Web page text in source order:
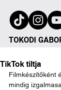
TOKODI GAB
TikTok tiltja
Filmkészítőként
mindig